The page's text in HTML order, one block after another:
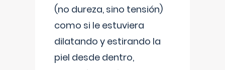
(no dureza, sino tensión)
como si le estuviera
dilatando y estirando la
piel desde dentro,